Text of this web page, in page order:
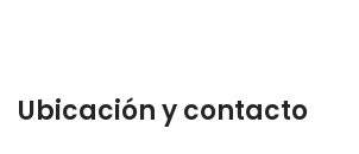
Ubicación y contacto